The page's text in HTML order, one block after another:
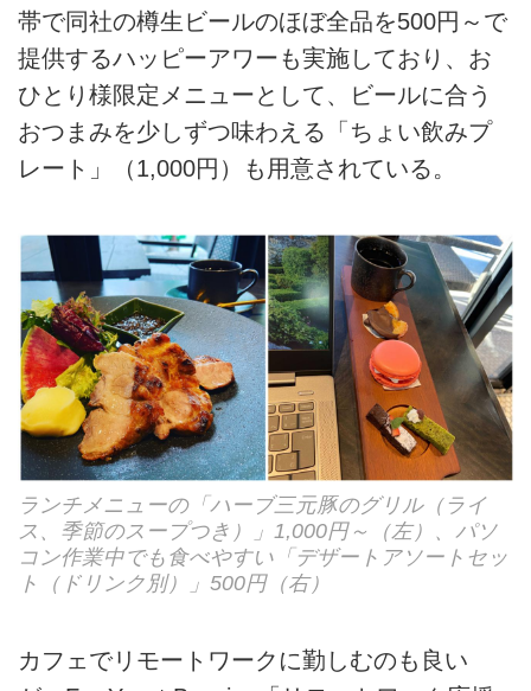
帯で同社の樽生ビールのほぼ全品を500円～で
提供するハッピーアワーも実施しており、お
ひとり様限定メニューとして、ビールに合う
おつまみを少しずつ味わえる「ちょい飲みプ
レート」（1,000円）も用意されている。
ランチメニューの「ハーブ三元豚のグリル（ライ
ス、季節のスープつき）」1,000円～（左）、パソ
コン作業中でも食べやすい「デザートアソートセッ
ト（ドリンク別）」500円（右）
カフェでリモートワークに勤しむのも良い